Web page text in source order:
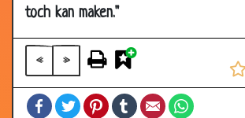
toch kan maken."
« »
FacebookTwitterPinterestTumblrEmail
27 Apr
2007
Brutale papegaai
26 Apr
Onder de olifant
26 Apr
Te laat